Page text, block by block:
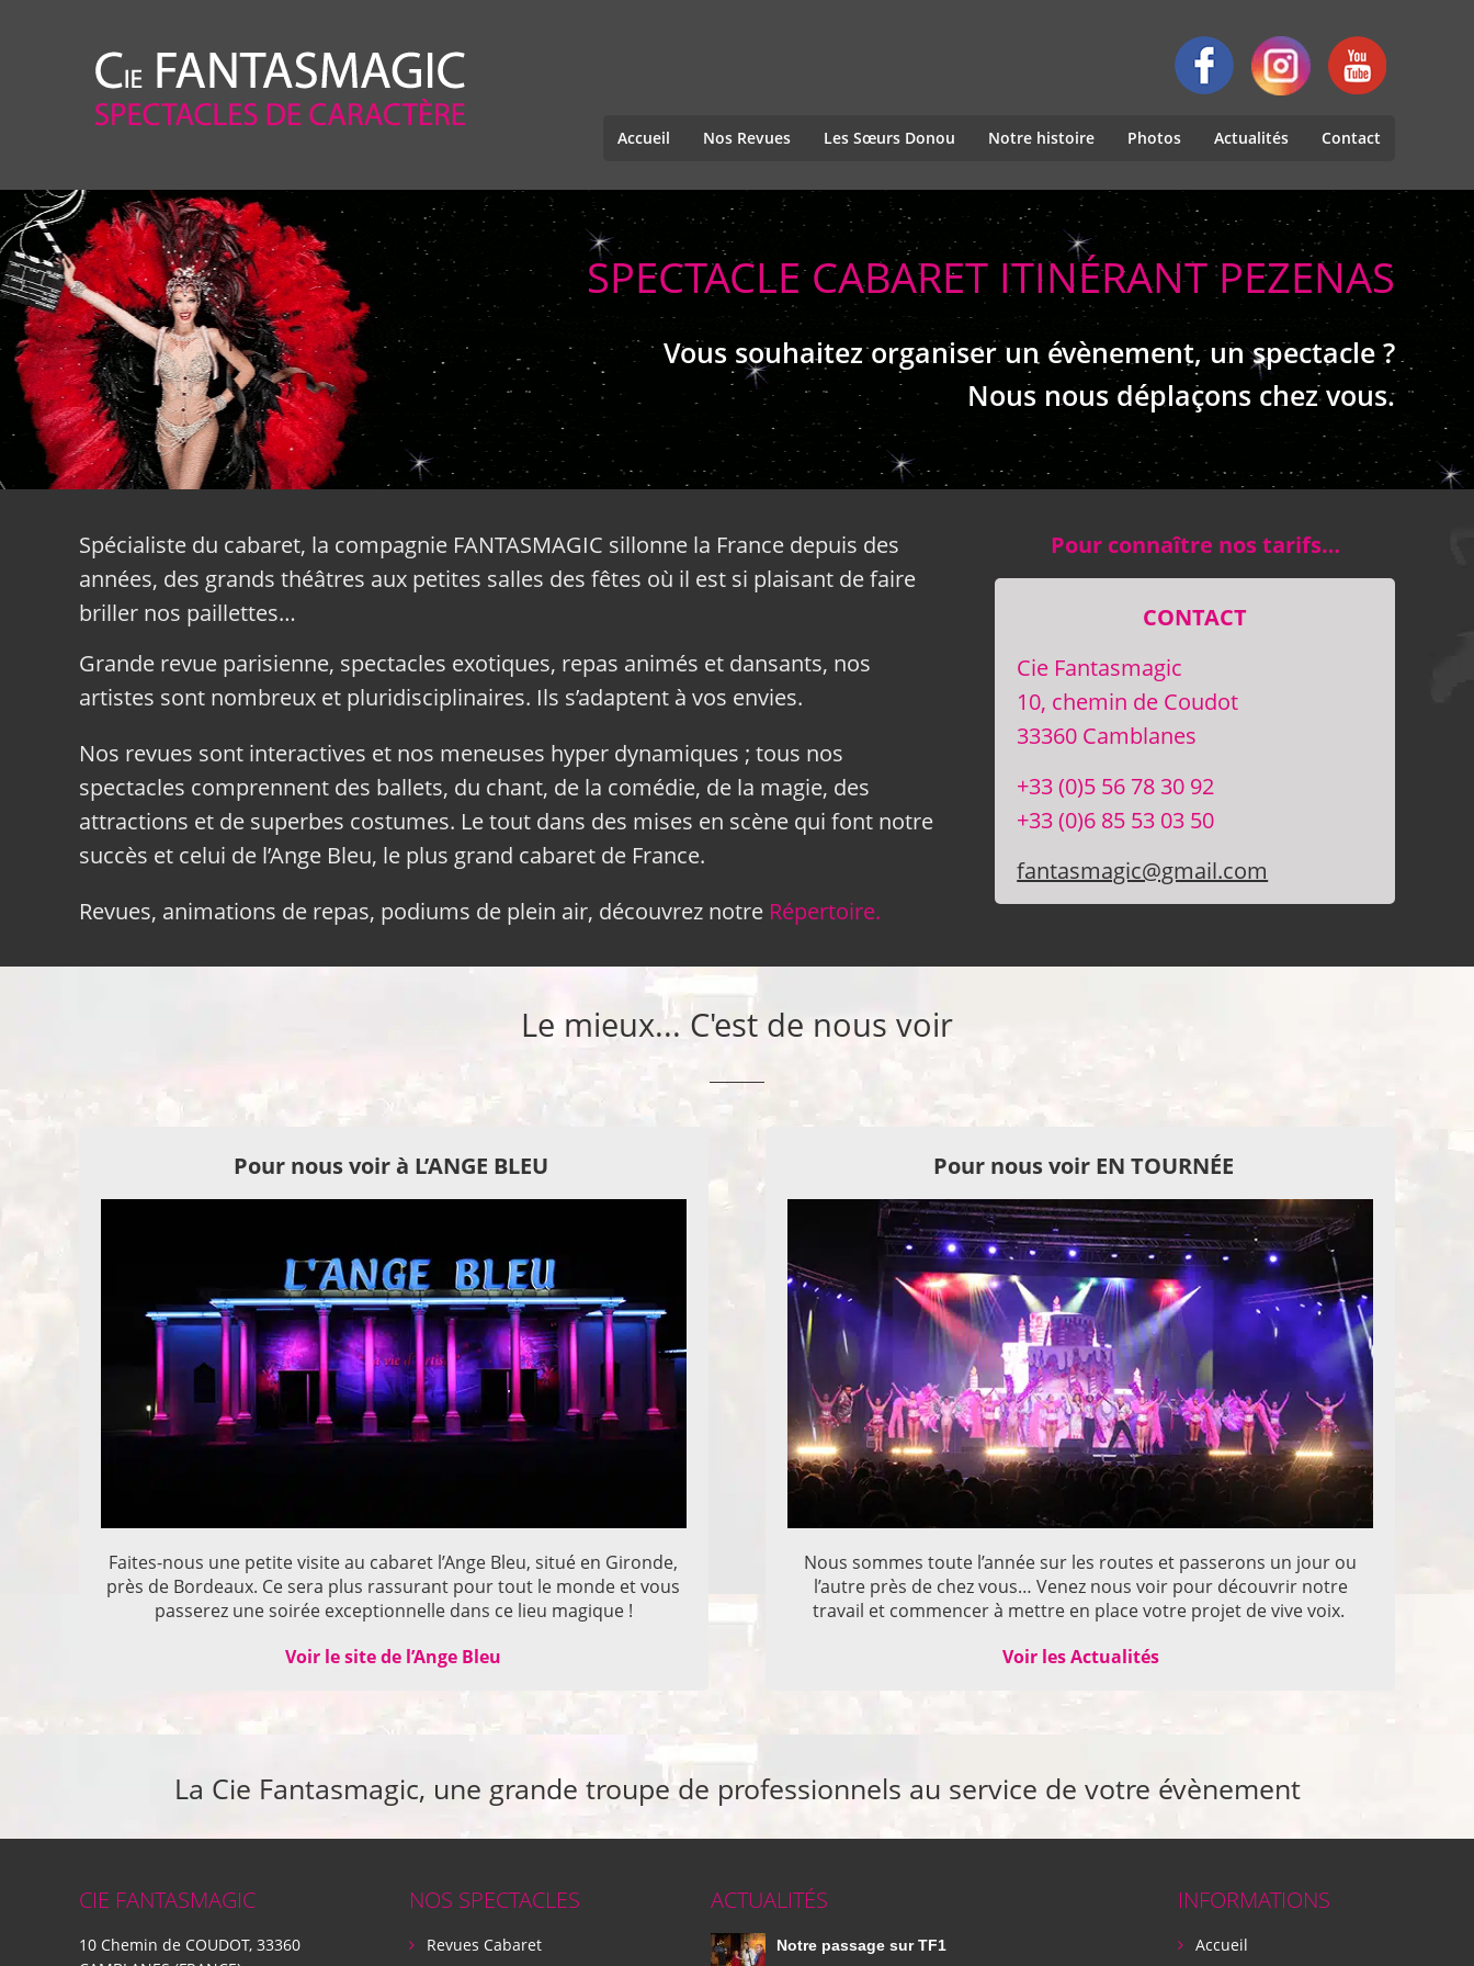
Accueil Nos Revues Les Sœurs Donou Notre histoire Photos Actualités Contact
SPECTACLE CABARET ITINÉRANT PEZENAS
Vous souhaitez organiser un évènement, un spectacle ?
Nous nous déplaçons chez vous.
Spécialiste du cabaret, la compagnie FANTASMAGIC sillonne la France depuis des
années, des grands théâtres aux petites salles des fêtes où il est si plaisant de faire
briller nos paillettes…
Grande revue parisienne, spectacles exotiques, repas animés et dansants, nos
artistes sont nombreux et pluridisciplinaires. Ils s’adaptent à vos envies.
Nos revues sont interactives et nos meneuses hyper dynamiques ; tous nos
spectacles comprennent des ballets, du chant, de la comédie, de la magie, des
attractions et de superbes costumes. Le tout dans des mises en scène qui font notre
succès et celui de l’Ange Bleu, le plus grand cabaret de France.
Revues, animations de repas, podiums de plein air, découvrez notre Répertoire.
Pour connaître nos tarifs…
CONTACT
Cie Fantasmagic
10, chemin de Coudot
33360 Camblanes
+33 (0)5 56 78 30 92
+33 (0)6 85 53 03 50
fantasmagic@gmail.com
Le mieux... C'est de nous voir
Pour nous voir à L’ANGE BLEU
Faites-nous une petite visite au cabaret l’Ange Bleu, situé en Gironde,
près de Bordeaux. Ce sera plus rassurant pour tout le monde et vous
passerez une soirée exceptionnelle dans ce lieu magique !
Voir le site de l’Ange Bleu
Pour nous voir EN TOURNÉE
Nous sommes toute l’année sur les routes et passerons un jour ou
l’autre près de chez vous… Venez nous voir pour découvrir notre
travail et commencer à mettre en place votre projet de vive voix.
Voir les Actualités
La Cie Fantasmagic, une grande troupe de professionnels au service de votre évènement
CIE FANTASMAGIC
10 Chemin de COUDOT, 33360
NOS SPECTACLES
Revues Cabaret
ACTUALITÉS
Notre passage sur TF1
INFORMATIONS
Accueil